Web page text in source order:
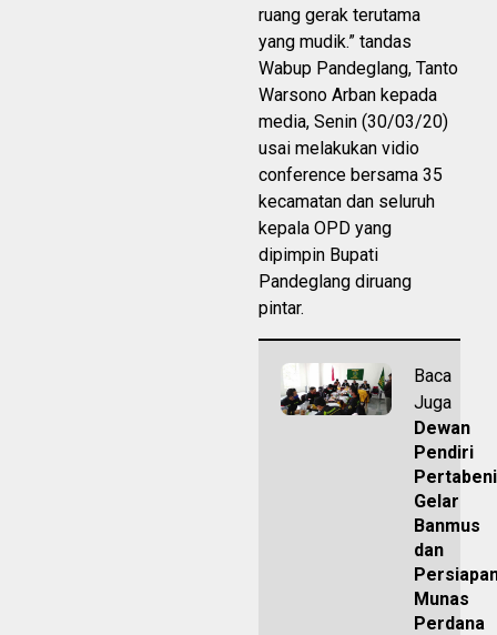
ruang gerak terutama
yang mudik.” tandas
Wabup Pandeglang, Tanto
Warsono Arban kepada
media, Senin (30/03/20)
usai melakukan vidio
conference bersama 35
kecamatan dan seluruh
kepala OPD yang
dipimpin Bupati
Pandeglang diruang
pintar.
Baca
Juga
Dewan
Pendiri
Gelar
Banmus
dan
Munas
Perdana